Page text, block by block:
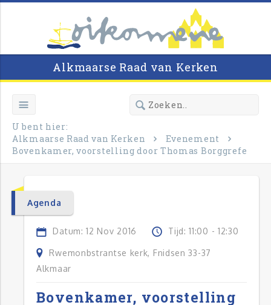
Alkmaarse Raad van Kerken
U bent hier:
Alkmaarse Raad van Kerken
Evenement
Bovenkamer, voorstelling door Thomas Borggrefe
Agenda
Datum: 12 Nov 2016 Tijd: 11:00 - 12:30
Rwemonbstrantse kerk, Fnidsen 33-37
Alkmaar
Bovenkamer, voorstelling